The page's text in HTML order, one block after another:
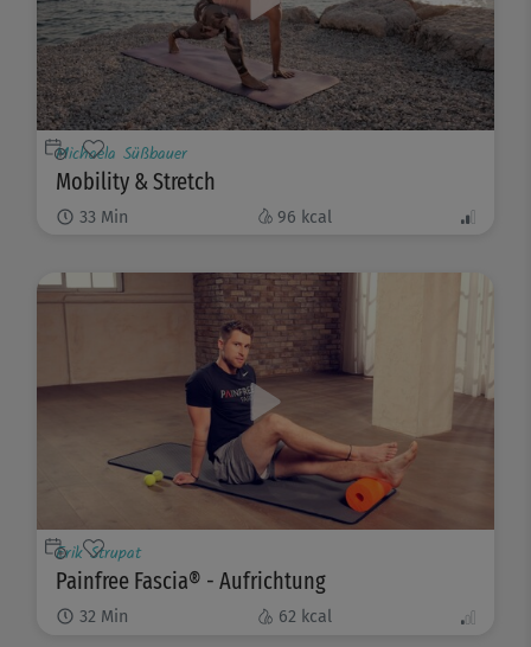
Michaela Süßbauer
Mobility & Stretch
33 Min 96 kcal
Erik Strupat
Painfree Fascia® - Aufrichtung
32 Min 62 kcal